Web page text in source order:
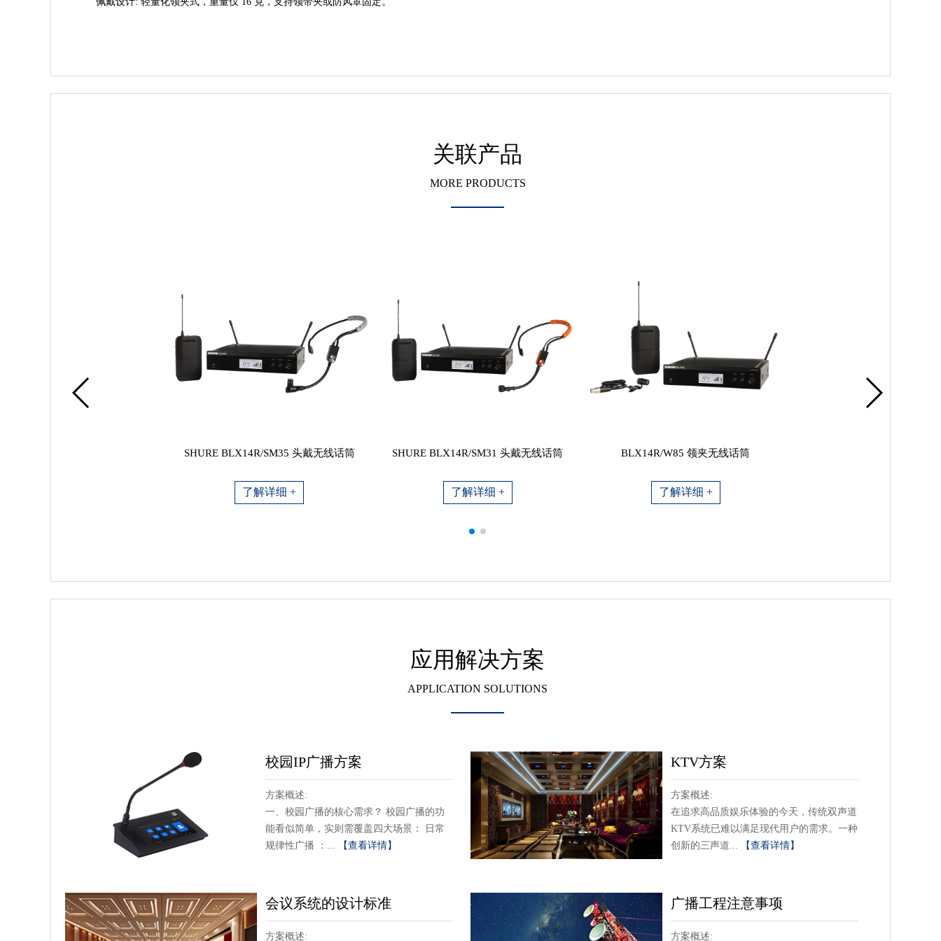
关联产品
MORE PRODUCTS
SHURE BLX14R/SM35 头戴无线话筒
了解详细 +
SHURE BLX14R/SM31 头戴无线话筒
了解详细 +
BLX14R/W85 领夹无线话筒
了解详细 +
应用解决方案
APPLICATION SOLUTIONS
校园IP广播方案
方案概述:
一、校园广播的核心需求？ 校园广播的功
能看似简单，实则需覆盖四大场景： 日常
规律性广播 ：...
【查看详情】
KTV方案
方案概述:
在追求高品质娱乐体验的今天，传统双声道
KTV系统已难以满足现代用户的需求。一种
创新的三声道...
【查看详情】
会议系统的设计标准
方案概述:
广播工程注意事项
方案概述: